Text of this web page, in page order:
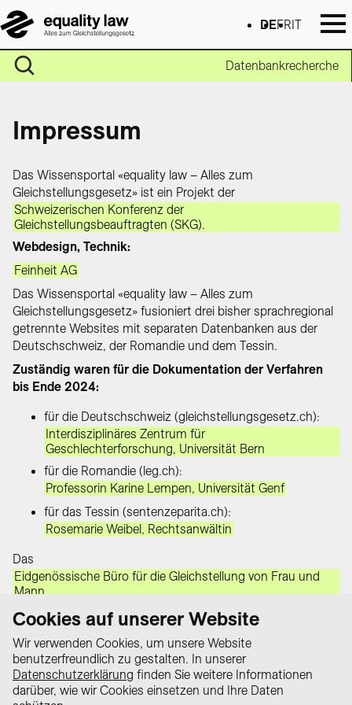
DEFR IT
Datenbankrecherche
Impressum
Das Wissensportal «equality law – Alles zum
Gleichstellungsgesetz» ist ein Projekt der
Schweizerischen Konferenz der
Gleichstellungsbeauftragten (SKG).
Webdesign, Technik:
Feinheit AG
Das Wissensportal «equality law – Alles zum
Gleichstellungsgesetz» fusioniert drei bisher sprachregional
getrennte Websites mit separaten Datenbanken aus der
Deutschschweiz, der Romandie und dem Tessin.
Zuständig waren für die Dokumentation der Verfahren
bis Ende 2024:
für die Deutschschweiz (gleichstellungsgesetz.ch):
Interdisziplinäres Zentrum für
Geschlechterforschung, Universität Bern
für die Romandie (leg.ch):
Professorin Karine Lempen, Universität Genf
für das Tessin (sentenzeparita.ch):
Rosemarie Weibel, Rechtsanwältin
Das
Eidgenössische Büro für die Gleichstellung von Frau und
Mann
Fusion der Datenbanken im Rahmen der Finanzhilfen nach
dem Gleichstellungsgesetz.
Cookies auf unserer Website
Wir verwenden Cookies, um unsere Website
benutzerfreundlich zu gestalten. In unserer
Datenschutzerklärung finden Sie weitere Informationen
darüber, wie wir Cookies einsetzen und Ihre Daten